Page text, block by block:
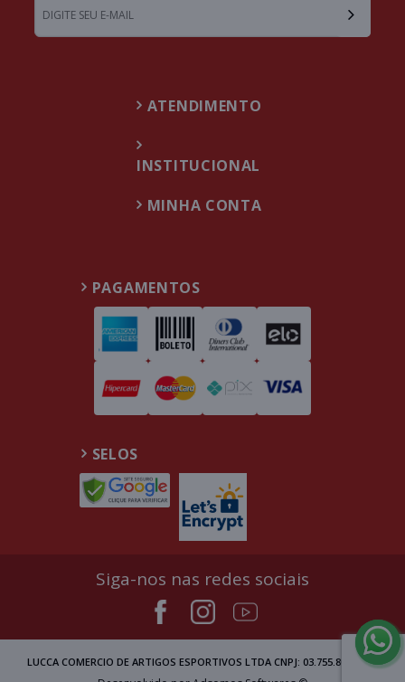
ATENDIMENTO
INSTITUCIONAL
MINHA CONTA
PAGAMENTOS
SELOS
Siga-nos nas redes sociais
LUCCA COMERCIO DE ARTIGOS ESPORTIVOS LTDA CNPJ: 03.755.809/0002-00